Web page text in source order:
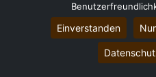
Einverstanden